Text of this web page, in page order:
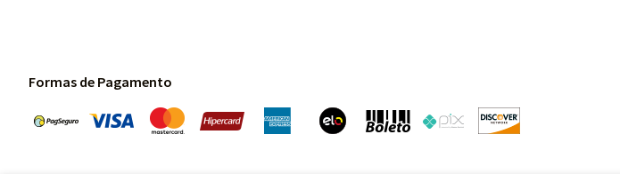
Formas de Pagamento